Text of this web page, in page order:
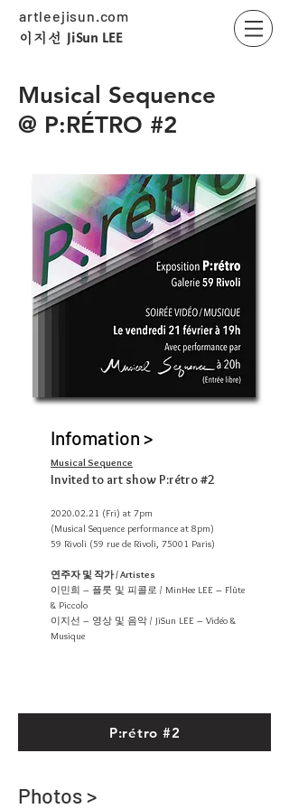
artleejisun.com
​이지선 JiSun LEE
Musical Sequence
@ P:RÉTRO #2
Infomation >
Musical Sequence
Invited to art show P:rétro #2
2020.02.21 (Fri) at 7pm
(Musical Sequence performance at 8pm)
59 Rivoli (59 rue de Rivoli, 75001 Paris)
연주자 및 작가 / Artistes
이민희 – 플룻 및 피콜로 / MinHee LEE – Flûte
& Piccolo
이지선 – 영상 및 음악 / JiSun LEE – Vidéo &
Musique
P:rétro #2
Photos >